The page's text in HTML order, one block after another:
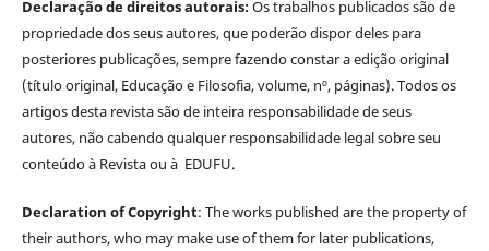
Declaração de direitos autorais:Os trabalhos publicados são de
propriedade dos seus autores, que poderão dispor deles para
posteriores publicações, sempre fazendo constar a edição original
(título original, Educação e Filosofia, volume, nº, páginas). Todos os
artigos desta revista são de inteira responsabilidade de seus
autores, não cabendo qualquer responsabilidade legal sobre seu
conteúdo à Revista ou à EDUFU.
Declaration of Copyright: The works published are the property of
their authors, who may make use of them for later publications,